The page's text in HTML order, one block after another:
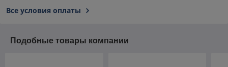
Все условия оплаты
Подобные товары компании